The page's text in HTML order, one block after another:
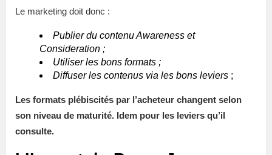
Le marketing doit donc :
Publier du contenu Awareness et
Consideration ;
Utiliser les bons formats ;
Diffuser les contenus via les bons leviers ;
Les formats plébiscités par l’acheteur changent selon
son niveau de maturité. Idem pour les leviers qu’il
consulte.